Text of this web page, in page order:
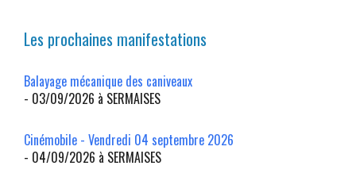
Les prochaines manifestations
Balayage mécanique des caniveaux
- 03/09/2026 à SERMAISES
Cinémobile - Vendredi 04 septembre 2026
- 04/09/2026 à SERMAISES